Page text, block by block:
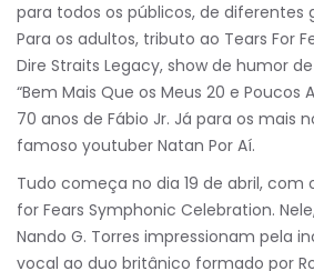
para todos os públicos, de diferentes
Para os adultos, tributo ao Tears For
Dire Straits Legacy, show de humor
“Bem Mais Que os Meus 20 e Poucos
70 anos de Fábio Jr. Já para os mais
famoso youtuber Natan Por Aí.
Tudo começa no dia 19 de abril, com
for Fears Symphonic Celebration.
Nando G. Torres impressionam pela
vocal ao duo britânico formado por